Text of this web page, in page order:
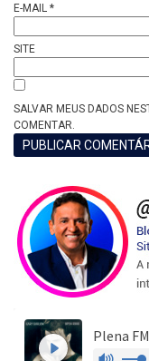
E-MAIL *
SITE
SALVAR MEUS DADOS
COMENTAR.